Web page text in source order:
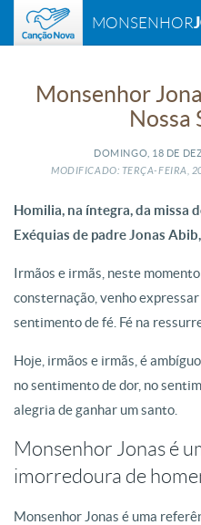
MONSENHOR
Monsenhor
Nossa
DOMINGO, 18 DE
MODIFICADO: TERÇA-FEIRA,
Homilia, na íntegra, da missa
Exéquias de padre Jonas
Irmãos e irmãs, neste
consternação, venho
sentimento de fé. Fé na
Hoje, irmãos e irmãs, é
no sentimento de dor, no
alegria de ganhar um santo.
Monsenhor Jonas é
imorredoura de
Monsenhor Jonas é uma